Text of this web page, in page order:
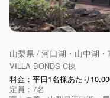
山梨県 / 河口湖・山中湖
VILLA BONDS C棟
料金：平日1名様あたり
定員：7名